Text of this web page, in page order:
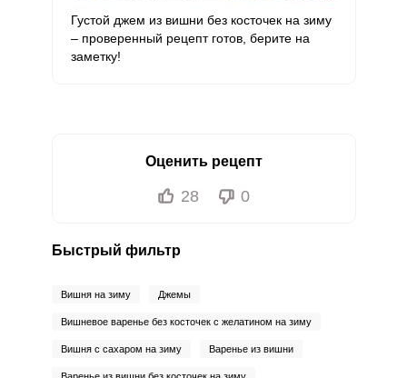
Густой джем из вишни без косточек на зиму
– проверенный рецепт готов, берите на
заметку!
Оценить рецепт
28 0
Быстрый фильтр
Вишня на зиму Джемы
Вишневое варенье без косточек с желатином на зиму
Вишня с сахаром на зиму Варенье из вишни